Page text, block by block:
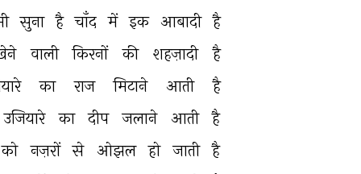
सुना है चाँद में इक आबादी है
वाली किरनों की शहज़ादी
है
का राज मिटाने आती
है
उजियारे
का दीप जलाने आती
है
को नज़रों से ओझल हो जाती है